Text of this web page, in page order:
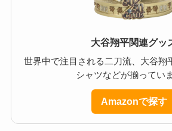
大谷翔平関連グッ
世界中で注目される二刀流、大谷翔
シャツなどが揃っていま
Amazonで探す